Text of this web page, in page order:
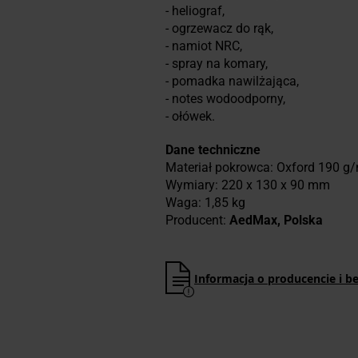
- heliograf,
- ogrzewacz do rąk,
- namiot NRC,
- spray na komary,
- pomadka nawilżająca,
- notes wodoodporny,
- ołówek.
Dane techniczne
Materiał pokrowca: Oxford 190
Wymiary: 220 x 130 x 90 mm
Waga: 1,85 kg
Producent: AedMax, Polska
Informacja o producencie i